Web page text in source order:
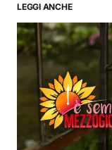
LEGGI ANCHE